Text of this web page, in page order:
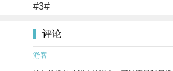
#3#
评论
游客